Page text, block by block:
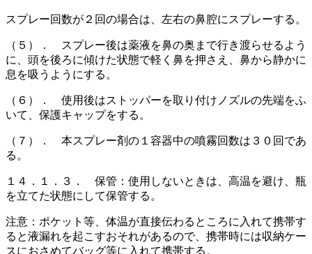
スプレー回数が２回の場合は、左右の鼻腔にスプレーする。
（５）． スプレー後は薬液を鼻の奥まで行き渡らせるよう
に、頭を後ろに傾けた状態で軽く鼻を押さえ、鼻から静かに
息を吸うようにする。
（６）． 使用後はストッパーを取り付けノズルの先端をふ
いて、保護キャップをする。
（７）． 本スプレー剤の１容器中の噴霧回数は３０回であ
る。
１４．１．３． 保管：使用しないときは、高温を避け、瓶
を立てた状態にして保管する。
注意：ポケット等、体温が直接伝わるところに入れて携帯す
ると液漏れを起こすおそれがあるので、携帯時には収納ケー
スにおさめてバッグ等に入れて携帯する。